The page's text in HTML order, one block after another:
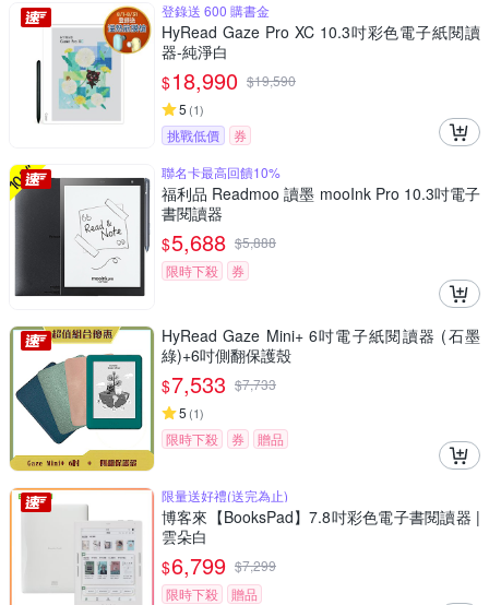
登錄送 600 購書金
HyRead Gaze Pro XC 10.3吋彩色電子紙閱讀
器-純淨白
$18,990 $19,590
5 (1)
挑戰低價
券
聯名卡最高回饋10%
福利品 Readmoo 讀墨 mooInk Pro 10.3吋電子
書閱讀器
$5,688 $5,888
限時下殺
券
HyRead Gaze Mini+ 6吋電子紙閱讀器 (石墨
綠)+6吋側翻保護殼
$7,533 $7,733
5 (1)
限時下殺 券 贈品
限量送好禮(送完為止)
博客來【BooksPad】7.8吋彩色電子書閱讀器 |
雲朵白
$6,799 $7,299
限時下殺
贈品